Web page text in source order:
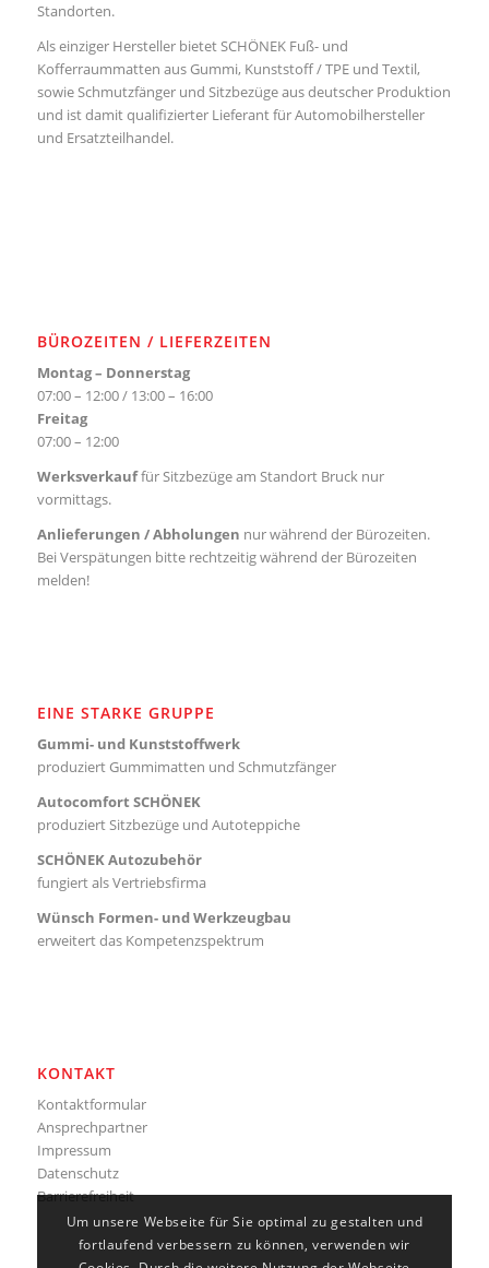
Standorten.
Als einziger Hersteller bietet SCHÖNEK Fuß- und
Kofferraummatten aus Gummi, Kunststoff / TPE und Textil,
sowie Schmutzfänger und Sitzbezüge aus deutscher Produktion
und ist damit qualifizierter Lieferant für Automobilhersteller
und Ersatzteilhandel.
BÜROZEITEN / LIEFERZEITEN
Montag – Donnerstag
07:00 – 12:00 / 13:00 – 16:00
Freitag
07:00 – 12:00
Werksverkauffür Sitzbezüge am Standort Bruck nur
vormittags.
Anlieferungen / Abholungen nur während der Bürozeiten.
Bei Verspätungen bitte rechtzeitig während der Bürozeiten
melden!
EINE STARKE GRUPPE
Gummi- und Kunststoffwerk
produziert Gummimatten und Schmutzfänger
Autocomfort SCHÖNEK
produziert Sitzbezüge und Autoteppiche
SCHÖNEK Autozubehör
fungiert als Vertriebsfirma
Wünsch Formen- und Werkzeugbau
erweitert das Kompetenzspektrum
KONTAKT
Kontaktformular
Ansprechpartner
Impressum
Datenschutz
Barrierefreiheit
Um unsere Webseite für Sie optimal zu gestalten und
fortlaufend verbessern zu können, verwenden wir